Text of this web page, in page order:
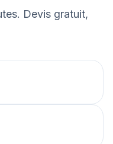
Devis gratuit,